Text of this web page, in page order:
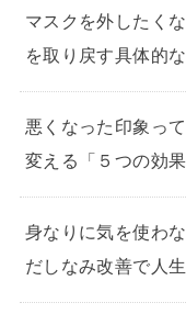
マスクを外したく
を取り戻す具体的
悪くなった印象っ
変える「５つの効果
身なりに気を使わ
だしなみ改善で人